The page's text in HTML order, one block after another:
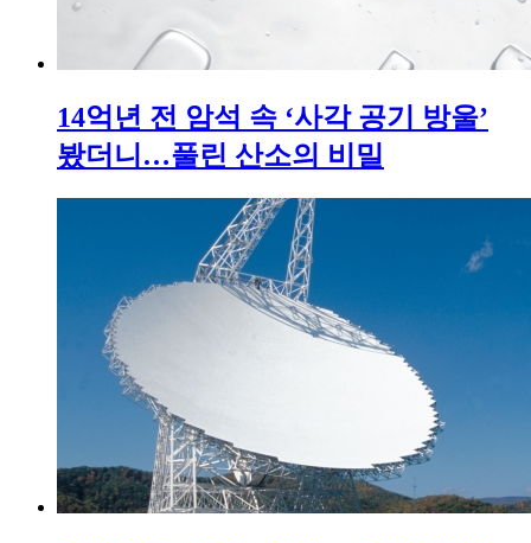
14억년 전 암석 속 ‘사각 공기 방울’
봤더니…풀린 산소의 비밀